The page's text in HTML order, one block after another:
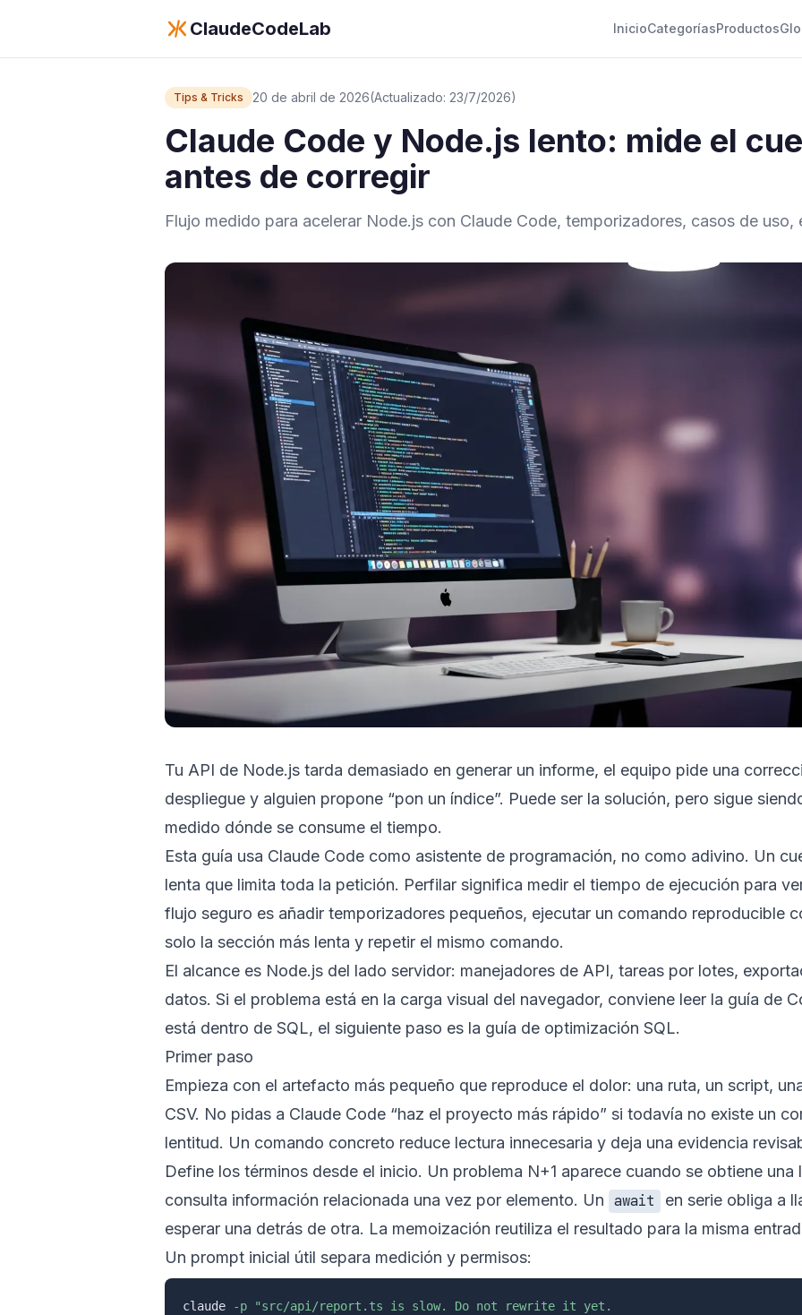
ClaudeCodeLab InicioCategoríasProductos
Tips & Tricks 20 de abril de 2026(Actualizado: 23/7/2026)
Claude Code y Node.js lento: mide el
antes de corregir
Flujo medido para acelerar Node.js con Claude Code, temporizadores, casos de uso,
Tu API de Node.js tarda demasiado en generar un informe, el equipo pide una
despliegue y alguien propone “pon un índice”. Puede ser la solución, pero sigue
medido dónde se consume el tiempo.
Esta guía usa Claude Code como asistente de programación, no como adivino. Un
lenta que limita toda la petición. Perfilar significa medir el tiempo de ejecución para
flujo seguro es añadir temporizadores pequeños, ejecutar un comando reproducible
solo la sección más lenta y repetir el mismo comando.
El alcance es Node.js del lado servidor: manejadores de API, tareas por lotes,
datos. Si el problema está en la carga visual del navegador, conviene leer la guía de
está dentro de SQL, el siguiente paso es la guía de optimización SQL.
Primer paso
Empieza con el artefacto más pequeño que reproduce el dolor: una ruta, un script,
CSV. No pidas a Claude Code “haz el proyecto más rápido” si todavía no existe un
lentitud. Un comando concreto reduce lectura innecesaria y deja una evidencia
Define los términos desde el inicio. Un problema N+1 aparece cuando se obtiene una
consulta información relacionada una vez por elemento. Un await
en serie obliga a
esperar una detrás de otra. La memoización reutiliza el resultado para la misma
Un prompt inicial útil separa medición y permisos:
claude -p
"src/api/report.ts is slow. Do not rewrite it yet.